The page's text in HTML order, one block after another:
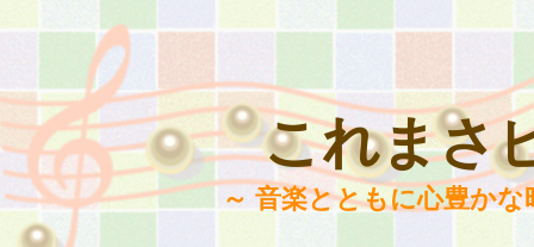
これまさ
～ 音楽とともに心豊か